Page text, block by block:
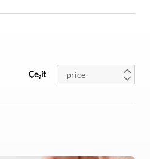
Çeşit price